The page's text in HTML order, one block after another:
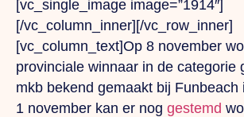
[vc_single_image image=”1914″]
[/vc_column_inner][/vc_row_inner]
[vc_column_text]Op 8 november
provinciale winnaar in de categorie
mkb bekend gemaakt bij Funbeach
1 november kan er nog gestemd